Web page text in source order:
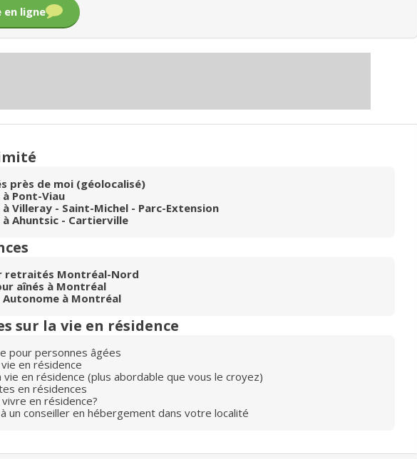
en ligne
près de moi (géolocalisé)
à Pont-Viau
à Villeray - Saint-Michel - Parc-Extension
à Ahuntsic - Cartierville
retraités Montréal-Nord
aînés à Montréal
Autonome à Montréal
sur la vie en résidence
pour personnes âgées
en résidence
vie en résidence (plus abordable que vous le croyez)
en résidences
en résidence?
un conseiller en hébergement dans votre localité